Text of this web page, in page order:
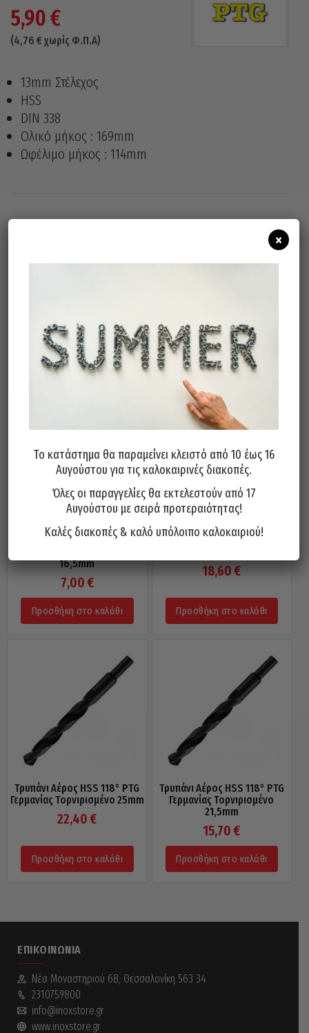
5,90€
(4,76 € χωρίς Φ.Π.Α)
13mm Στέλεχος
HSS
DIN 338
Ολικό μήκος : 169mm
Ωφέλιμο μήκος : 114mm
Σχετικά προϊόντα
Τρυπάνι Αέρος HSS 118° PTG
16,5mm
7,00€
Προσθήκη στο καλάθι
Τρυπάνι Αέρος HSS 118° PTG
18,60€
Προσθήκη στο καλάθι
Τρυπάνι Αέρος HSS 118° PTG
Γερμανίας Τορνιρισμένο 25mm
22,40€
Προσθήκη στο καλάθι
Τρυπάνι Αέρος HSS 118° PTG
Γερμανίας Τορνιρισμένο
21,5mm
15,70€
Προσθήκη στο καλάθι
ΕΠΙΚΟΙΝΩΝΊΑ
Νέα Mοναστηριού 68, Θεσσαλονίκη 563 34
2310759800
info@inoxstore.gr
www.inoxstore.gr
Το κατάστημα θα παραμείνει κλειστό από 10 έως 16
Αυγούστου για τις καλοκαιρινές διακοπές.
Όλες οι παραγγελίες θα εκτελεστούν από 17
Αυγούστου με σειρά προτεραιότητας!
Καλές διακοπές & καλό υπόλοιπο καλοκαιριού!
×